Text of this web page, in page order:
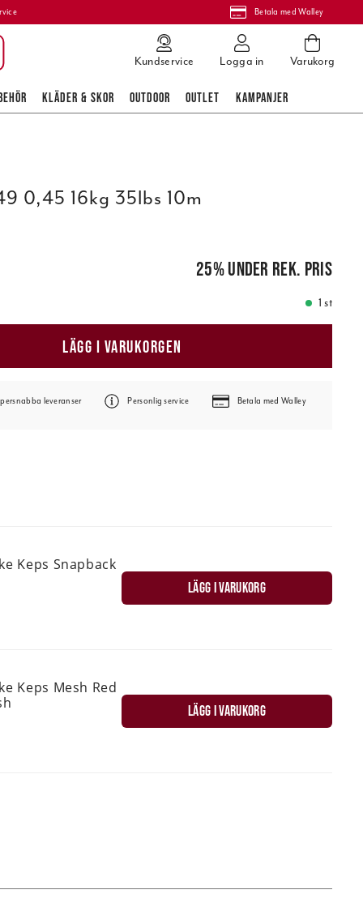
Betala med Walley
Kundservice Logga in Varukorg
KLÄDER & SKOR OUTDOOR OUTLET KAMPANJER
0,45 16kg 35lbs 10m
25%under rek. pris
1 st
LÄGG I VARUKORGEN
leveranser Personlig service Betala med Walley
Keps Snapback
LÄGG I VARUKORG
Keps Mesh Red
LÄGG I VARUKORG